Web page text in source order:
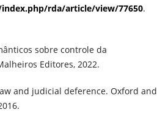
rda/article/view/77650.
sobre controle da
Editores, 2022.
and judicial deference. Oxford and